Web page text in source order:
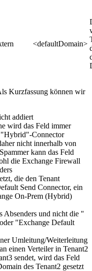
<defaultDomain>
Kurzfassung können wir
addiert
wird das Feld immer
"Hybrid"-Connector
nicht innerhalb von
kann das Feld
die Exchange Firewall
die den Tenant
Send Connector, ein
On-Prem (Hybrid)
Absenders und nicht die "
"Exchange Default
Umleitung/Weiterleitung
einen Verteiler in Tenant2
sendet, wird das Feld
des Tenant2 gesetzt